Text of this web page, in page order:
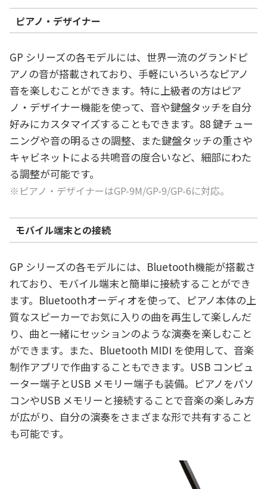
ピアノ・デザイナー
GP シリーズの各モデルには、世界一流のグランドピ
アノの音が搭載されており、手軽にいろいろなピアノ
音を楽しむことができます。特に上級者の方はピア
ノ・デザイナー機能を使って、音や鍵盤タッチを自分
好みにカスタマイズすることもできます。88 鍵チュー
ニングや音の明るさの調整、また鍵盤タッチの重さや
キャビネットによる共鳴音の度合いなど、細部にわた
る調整が可能です。
※ピアノ・デザイナーはGP-9M/GP-9/GP-6に対応。
モバイル端末との接続
GP シリーズの各モデルには、Bluetooth機能が搭載さ
れており、モバイル端末と簡単に接続することができ
ます。Bluetoothオーディオを使って、ピアノ本体の上
質なスピーカーでお気に入りの曲を再生して楽しんだ
り、曲と一緒にセッションのような演奏を楽しむこと
ができます。また、Bluetooth MIDI を使用して、音楽
制作アプリで作曲することもできます。USB コンピュ
ーター端子とUSB メモリー端子も装備。ピアノをパソ
コンやUSB メモリーと接続することで音楽の楽しみ方
が広がり、自分の演奏をさまざまな形で共有すること
も可能です。